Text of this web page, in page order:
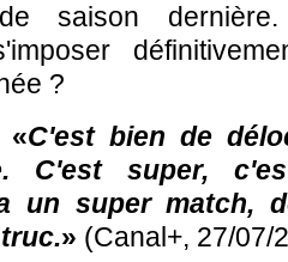
saison dernière.
?
«C'est bien de
C'est super,
un super match,
» (Canal+, 27/07/